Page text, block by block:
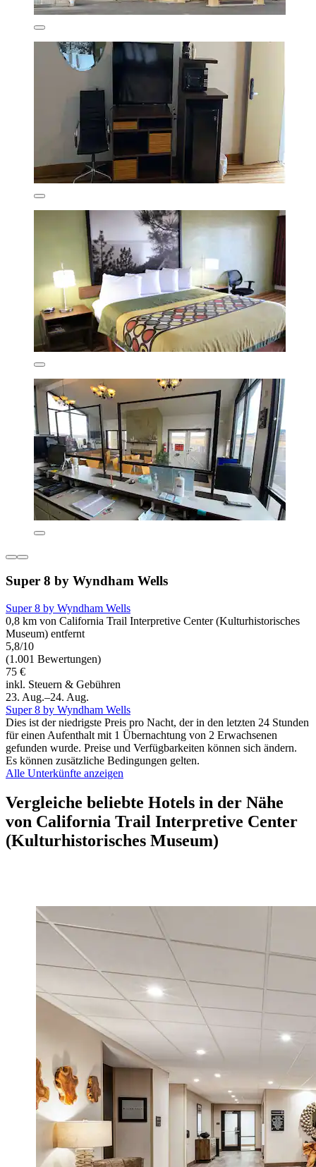
Super 8 by Wyndham Wells
Super 8 by Wyndham Wells
0,8 km von California Trail Interpretive Center (Kulturhistorisches
Museum) entfernt
5,8/10
(1.001 Bewertungen)
75 €
inkl. Steuern & Gebühren
23. Aug.–24. Aug.
Super 8 by Wyndham Wells
Dies ist der niedrigste Preis pro Nacht, der in den letzten 24 Stunden
für einen Aufenthalt mit 1 Übernachtung von 2 Erwachsenen
gefunden wurde. Preise und Verfügbarkeiten können sich ändern.
Es können zusätzliche Bedingungen gelten.
Alle Unterkünfte anzeigen
Vergleiche beliebte Hotels in der Nähe
von California Trail Interpretive Center
(Kulturhistorisches Museum)